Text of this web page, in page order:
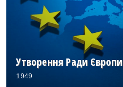
Утворення Ради Європи
1949